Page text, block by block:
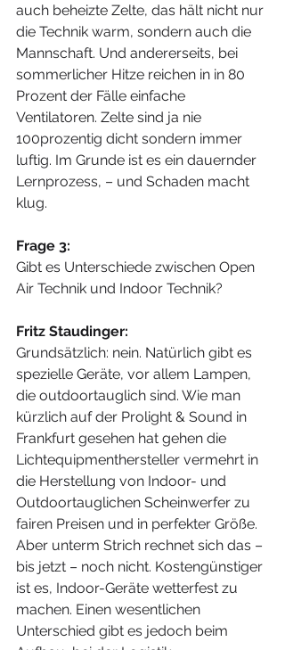
auch beheizte Zelte, das hält nicht nur
die Technik warm, sondern auch die
Mannschaft. Und andererseits, bei
sommerlicher Hitze reichen in in 80
Prozent der Fälle einfache
Ventilatoren. Zelte sind ja nie
100prozentig dicht sondern immer
luftig. Im Grunde ist es ein dauernder
Lernprozess, – und Schaden macht
klug.
Frage 3:
Gibt es Unterschiede zwischen Open
Air Technik und Indoor Technik?
Fritz Staudinger:
Grundsätzlich: nein. Natürlich gibt es
spezielle Geräte, vor allem Lampen,
die outdoortauglich sind. Wie man
kürzlich auf der Prolight & Sound in
Frankfurt gesehen hat gehen die
Lichtequipmenthersteller vermehrt in
die Herstellung von Indoor- und
Outdoortauglichen Scheinwerfer zu
fairen Preisen und in perfekter Größe.
Aber unterm Strich rechnet sich das –
bis jetzt – noch nicht. Kostengünstiger
ist es, Indoor-Geräte wetterfest zu
machen. Einen wesentlichen
Unterschied gibt es jedoch beim